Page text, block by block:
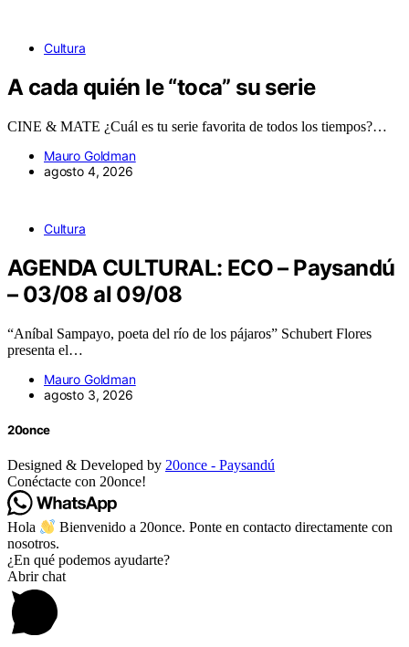
Cultura
A cada quién le “toca” su serie
CINE & MATE ¿Cuál es tu serie favorita de todos los tiempos?…
Mauro Goldman
agosto 4, 2026
Cultura
AGENDA CULTURAL: ECO – Paysandú
– 03/08 al 09/08
“Aníbal Sampayo, poeta del río de los pájaros” Schubert Flores
presenta el…
Mauro Goldman
agosto 3, 2026
20once
Designed & Developed by 20once - Paysandú
Conéctacte con 20once!
Hola
Bienvenido a 20once. Ponte en contacto directamente con
nosotros.
¿En qué podemos ayudarte?
Abrir chat